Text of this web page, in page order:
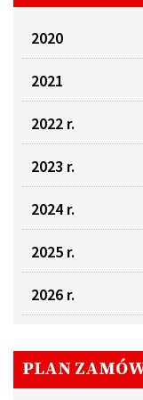
2020
2021
2022 r.
2023 r.
2024 r.
2025 r.
2026 r.
PLAN